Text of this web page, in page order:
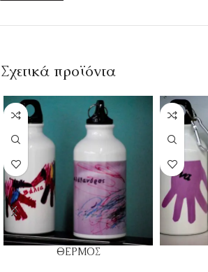
Σχετικά προϊόντα
ΘΕΡΜΟΣ